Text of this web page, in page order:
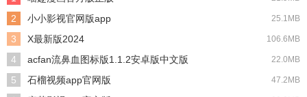
2 小小影视官网版app 25.1MB
3 X最新版2024 106.6MB
4 acfan流鼻血图标版1.1.2安卓版中文版 22.0MB
5 石榴视频app官网版 47.2MB